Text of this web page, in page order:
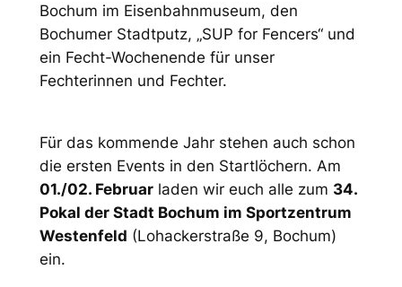
Bochum im Eisenbahnmuseum, den
Bochumer Stadtputz, „SUP for Fencers“ und
ein Fecht-Wochenende für unser
Fechterinnen und Fechter.
Für das kommende Jahr stehen auch schon
die ersten Events in den Startlöchern. Am
01./02. Februarladen wir euch alle zum 34.
Pokal der Stadt Bochum im Sportzentrum
Westenfeld (Lohackerstraße 9, Bochum)
ein.